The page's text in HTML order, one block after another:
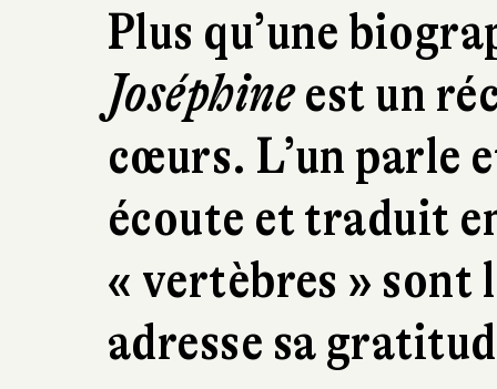
Plus qu’une
Joséphineest un
cœurs. L’un parle
écoute et traduit
« vertèbres » sont
adresse sa